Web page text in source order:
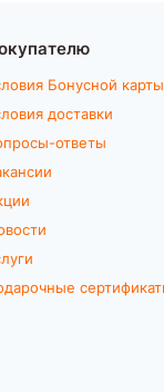
Бонусной карты
доставки
ответы